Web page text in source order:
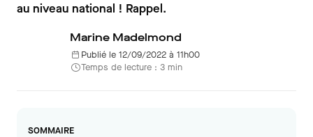
au niveau national ! Rappel.
Marine Madelmond
Publié le 12/09/2022 à 11h00
Temps de lecture : 3 min
SOMMAIRE